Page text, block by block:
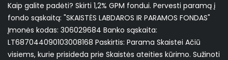
Kaip galite padėti? Skirti 1,2% GPM fondui. Pervesti paramą į
fondo sąskaitą: "SKAISTĖS LABDAROS IR PARAMOS FONDAS"
Įmonės kodas: 306029684 Banko sąskaita:
LT687044090103008168 Paskirtis: Parama Skaistei Ačiū
visiems, kurie prisideda prie Skaistės ateities kūrimo. Sužinoti